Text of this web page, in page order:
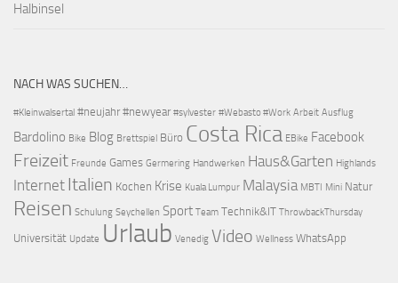
Halbinsel
NACH WAS SUCHEN…
#Kleinwalsertal #neujahr #newyear #sylvester #Webasto #Work Arbeit Ausflug
Bardolino Bike Blog Brettspiel Büro Costa Rica EBike Facebook
Freizeit Freunde Games Germering Handwerken Haus&Garten Highlands
Internet Italien Kochen Krise Kuala Lumpur Malaysia MBTI Mini Natur
Reisen Schulung Seychellen Sport Team Technik&IT ThrowbackThursday
Universität Update Urlaub Venedig Video Wellness WhatsApp